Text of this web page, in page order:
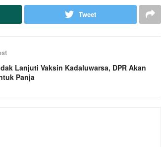
Tweet
Lanjuti Vaksin Kadaluwarsa, DPR Akan
Panja